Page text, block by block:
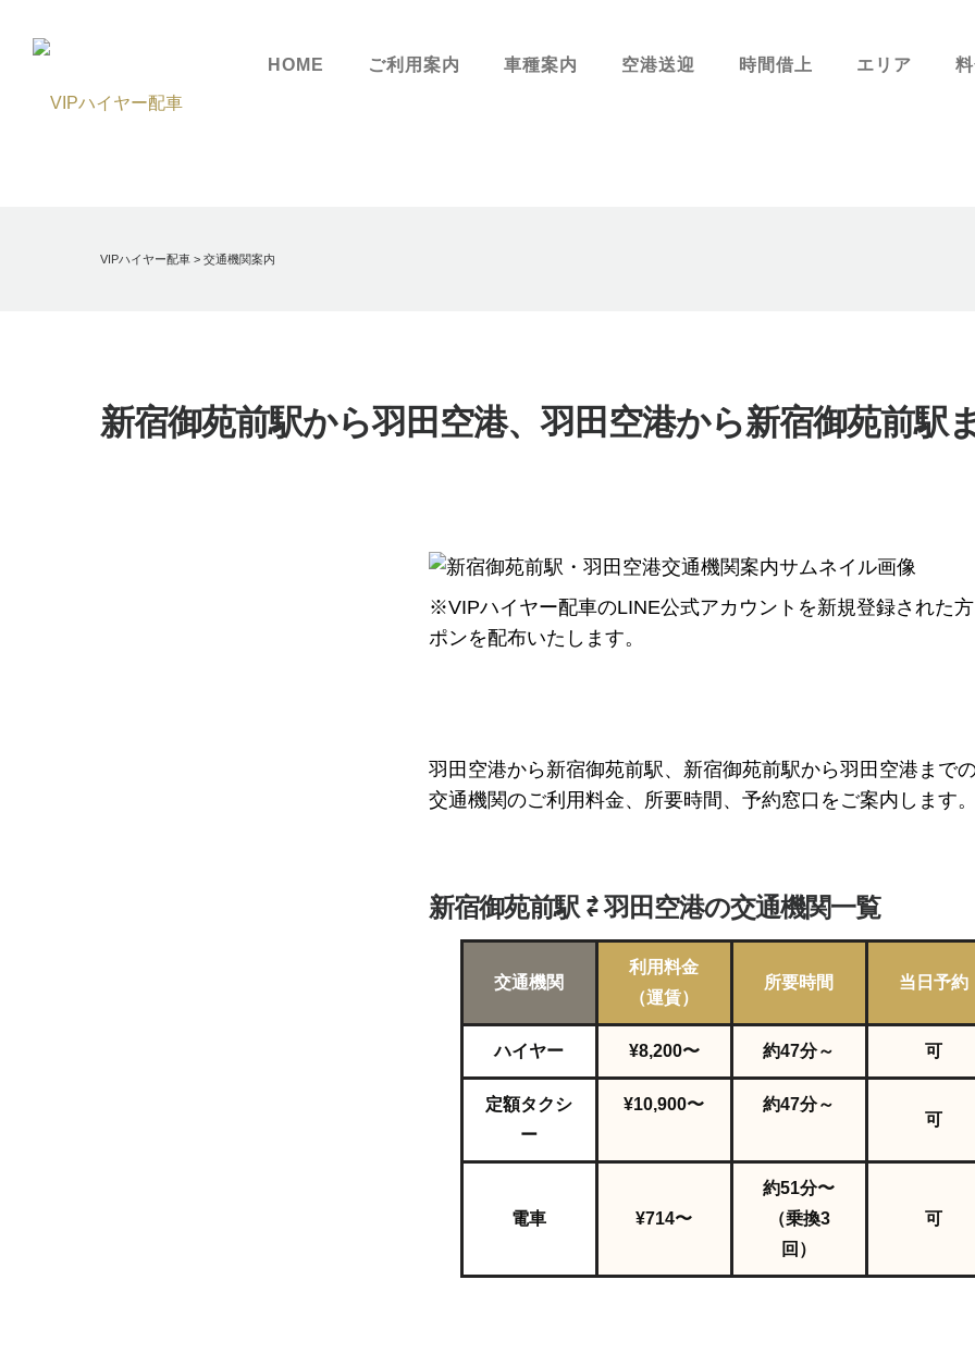
HOME ご利用案内 車種案内 空港送迎 時間借上 エリア
VIPハイヤー配車 > 交通機関案内
新宿御苑前駅から羽田空港、羽田空港から新宿御苑前駅
※VIPハイヤー配車のLINE公式アカウントを新規登録された
ポンを配布いたします。
羽田空港から新宿御苑前駅、新宿御苑前駅から羽田空港まで
交通機関のご利用料金、所要時間、予約窓口をご案内します
新宿御苑前駅 ⇄ 羽田空港の交通機関一覧
交通機関
利用料金
（運賃）
所要時間 当日予約
ハイヤー ¥8,200〜 約47分～ 可
定額タクシ
ー
¥10,900〜 約47分～
可
電車 ¥714〜
約51分〜
（乗換3
回）
可